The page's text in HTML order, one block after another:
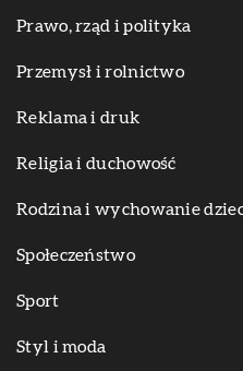
Prawo, rząd i polityka
Przemysł i rolnictwo
Reklama i druk
Religia i duchowość
Rodzina i wychowanie
Społeczeństwo
Sport
Styl i moda